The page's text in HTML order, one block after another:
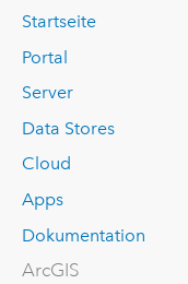
Startseite
Portal
Server
Data Stores
Cloud
Apps
Dokumentation
ArcGIS